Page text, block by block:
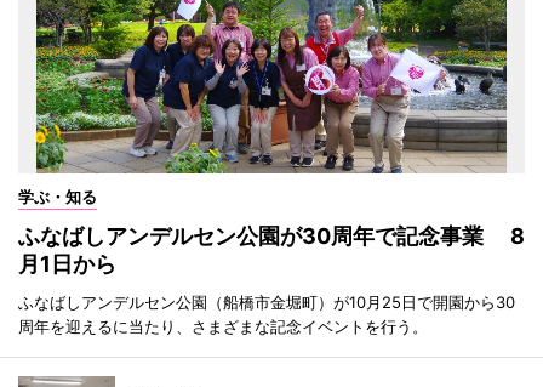
学ぶ・知る
ふなばしアンデルセン公園が30周年で記念事業 8
月1日から
ふなばしアンデルセン公園（船橋市金堀町）が10月25日で開園から30
周年を迎えるに当たり、さまざまな記念イベントを行う。